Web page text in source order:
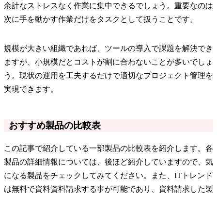
余計なストレスなく作業に集中できるでしょう。重要なのは
次に手を動かす作業だけをタスクとして扱うことです。
規模が大きい組織であれば、ツールの導入で課題を解決でき
ますが、小規模だとコストが割に合わないことが多いでしょ
う。現状の運用を工夫するだけで適切なプロジェクト管理を
実現できます。
おすすめ製品の比較表
この記事で紹介している一部製品の比較表を紹介します。各
製品の詳細情報については、後ほど紹介していますので、気
になる製品をチェックしてみてください。また、ITトレンド
は無料で資料資料請求する事が可能であり、資料請求した製